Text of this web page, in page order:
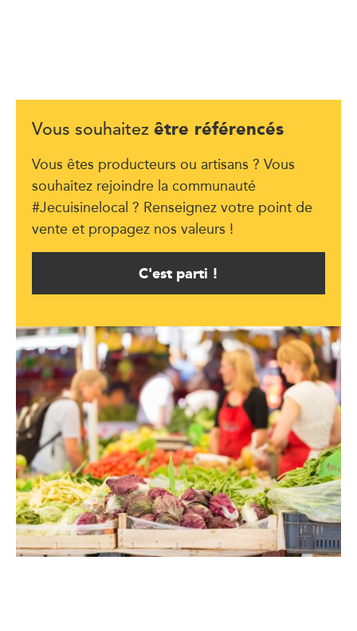
Vous souhaitez être référencés
Vous êtes producteurs ou artisans ? Vous
souhaitez rejoindre la communauté
#Jecuisinelocal ? Renseignez votre point de
vente et propagez nos valeurs !
C'est parti !